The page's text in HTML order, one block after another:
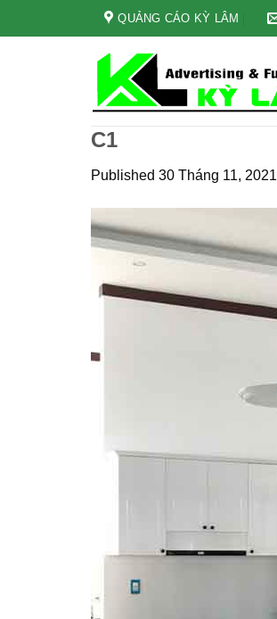
QUẢNG CÁO KỲ LÂM
C1
Published 30 Tháng 11, 2021